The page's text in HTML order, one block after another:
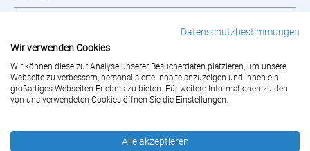
Impressum
AGB
Bestellung widerrufen
Datenschutzbestimmungen
Wir verwenden Cookies
Wir können diese zur Analyse unserer Besucherdaten platzieren, um unsere
Webseite zu verbessern, personalisierte Inhalte anzuzeigen und Ihnen ein
großartiges Webseiten-Erlebnis zu bieten. Für weitere Informationen zu den
von uns verwendeten Cookies öffnen Sie die Einstellungen.
Alle akzeptieren